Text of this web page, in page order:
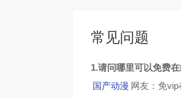
常见问题
1.请问哪里可以免费
国产动漫 网友：免vip